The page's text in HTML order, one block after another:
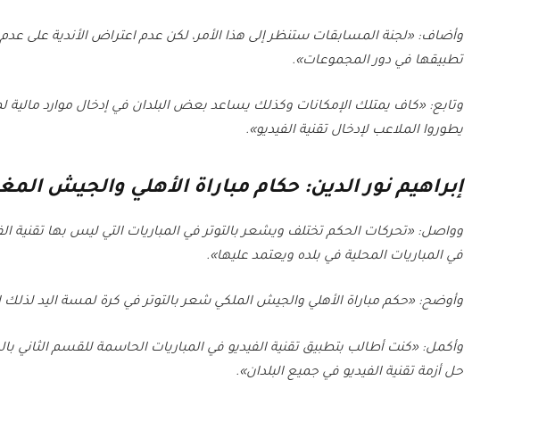
وأضاف: «لجنة المسابقات ستنظر إلى هذا الأمر، لكن عدم اعتراض الأندية على عدم
تطبيقها في دور المجموعات».
وتابع: «كاف يمتلك الإمكانات وكذلك يساعد بعض البلدان في إدخال موارد مالية
يطوروا الملاعب لإدخال تقنية الفيديو».
إبراهيم نور الدين: حكام مباراة الأهلي والجيش
وواصل: «تحركات الحكم تختلف ويشعر بالتوتر في المباريات التي ليس بها تقنية
في المباريات المحلية في بلده ويعتمد عليها».
وأوضح: «حكم مباراة الأهلي والجيش الملكي شعر بالتوتر في كرة لمسة اليد
وأكمل: «كنت أطالب بتطبيق تقنية الفيديو في المباريات الحاسمة للقسم الثاني
حل أزمة تقنية الفيديو في جميع البلدان».